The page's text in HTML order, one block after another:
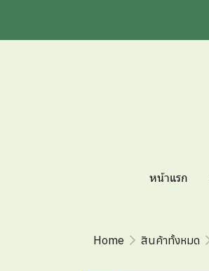
หน้าแรก
Home สินค้าทั้งหมด